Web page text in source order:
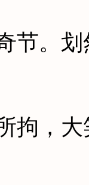
。划
，大